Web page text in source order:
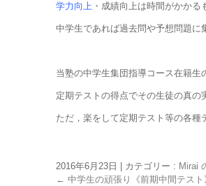
学力向上・成績向上は時間がかかる
中学生であれば過去問や予想問題に
当塾の中学生集団指導コース在籍生
定期テストの得点でその生徒の真の
ただ，楽をして定期テスト等の各種
2016年6月23日 カテゴリー : Mirai
← 中学生の頑張り《前期中間テスト